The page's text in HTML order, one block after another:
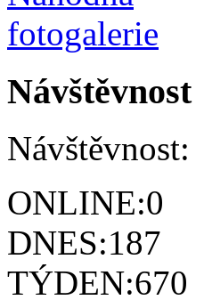
Návštěvnost
Návštěvnost:
ONLINE:0
DNES:187
TÝDEN:670